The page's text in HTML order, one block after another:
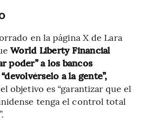
en la página X de Lara
World Liberty Financial
poder” a los bancos
a la gente”,
objetivo es “garantizar que el
tenga el control total